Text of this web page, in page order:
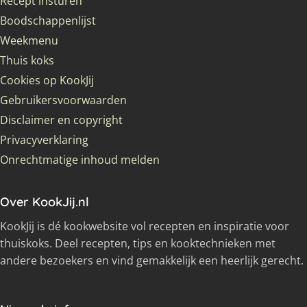
Boodschappenlijst
Weekmenu
Thuis koks
Cookies op KookJij
Gebruikersvoorwaarden
Disclaimer en copyright
Privacyverklaring
Onrechtmatige inhoud melden
Over KookJij.nl
KookJij is dé kookwebsite vol recepten en inspiratie voor
thuiskoks. Deel recepten, tips en kooktechnieken met
andere bezoekers en vind gemakkelijk een heerlijk gerecht.